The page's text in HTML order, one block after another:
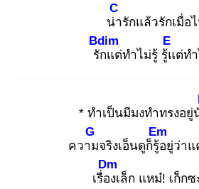
น่า
C
รักแล้วรักเมื่อ
รัก
Bdim
แต่ทำไม่รู้ รู้แ
E
ต่ท
* ทำเป็นมีมงทำทรงอยู่
ความ
G
จริงเอ็นดูก็รู้อ
Em
ยู่ว่าแ
เรื่อง
Dm
เล็ก แหม๋! เก็ก